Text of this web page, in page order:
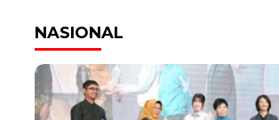
NASIONAL